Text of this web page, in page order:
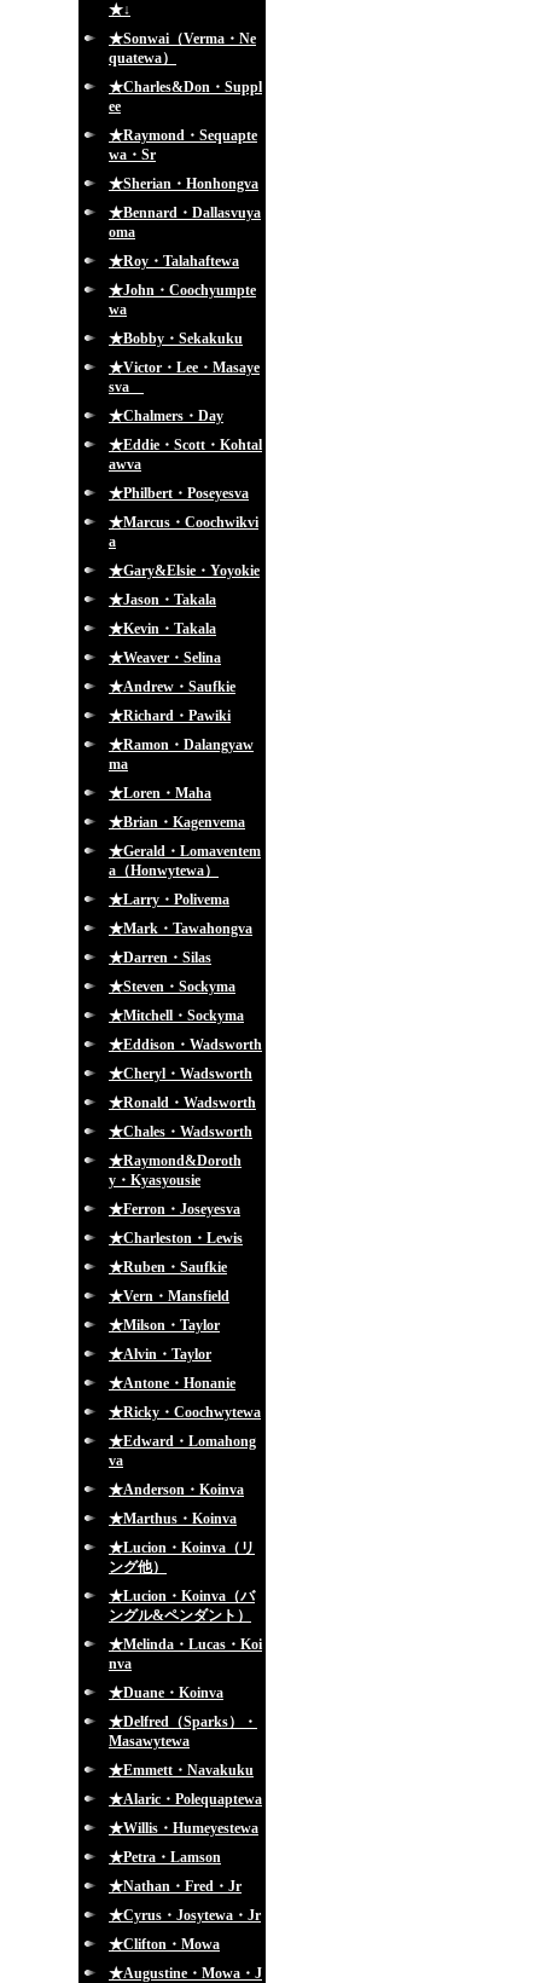
★↓
★Sonwai（Verma・Ne
quatewa）
★Charles&Don・Suppl
ee
★Raymond・Sequapte
wa・Sr
★Sherian・Honhongva
★Bennard・Dallasvuya
oma
★Roy・Talahaftewa
★John・Coochyumpte
wa
★Bobby・Sekakuku
★Victor・Lee・Masaye
sva
★Chalmers・Day
★Eddie・Scott・Kohtal
awva
★Philbert・Poseyesva
★Marcus・Coochwikvi
a
★Gary&Elsie・Yoyokie
★Jason・Takala
★Kevin・Takala
★Weaver・Selina
★Andrew・Saufkie
★Richard・Pawiki
★Ramon・Dalangyaw
ma
★Loren・Maha
★Brian・Kagenvema
★Gerald・Lomaventem
a（Honwytewa）
★Larry・Polivema
★Mark・Tawahongva
★Darren・Silas
★Steven・Sockyma
★Mitchell・Sockyma
★Eddison・Wadsworth
★Cheryl・Wadsworth
★Ronald・Wadsworth
★Chales・Wadsworth
★Raymond&Doroth
y・Kyasyousie
★Ferron・Joseyesva
★Charleston・Lewis
★Ruben・Saufkie
★Vern・Mansfield
★Milson・Taylor
★Alvin・Taylor
★Antone・Honanie
★Ricky・Coochwytewa
★Edward・Lomahong
va
★Anderson・Koinva
★Marthus・Koinva
★Lucion・Koinva（リ
ング他）
★Lucion・Koinva（バ
ングル&ペンダント）
★Melinda・Lucas・Koi
nva
★Duane・Koinva
★Delfred（Sparks）・
Masawytewa
★Emmett・Navakuku
★Alaric・Polequaptewa
★Willis・Humeyestewa
★Petra・Lamson
★Nathan・Fred・Jr
★Cyrus・Josytewa・Jr
★Clifton・Mowa
★Augustine・Mowa・J